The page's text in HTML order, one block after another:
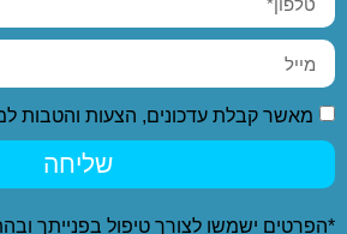
מאשר קבלת עדכונים, הצעות והטבות
שליחה
*הפרטים ישמשו לצורך טיפול בפנייתך